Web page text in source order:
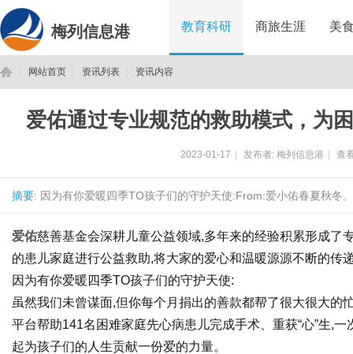
梅列信息港 教育科研 商旅生涯 美
网站首页 资讯列表 资讯内容
爱佑通过专业规范的救助模式，为
2023-01-17 发布者: 梅列信息港 查
摘要: 因为有你爱暖四季TO孩子们的守护天使:From:爱小佑春夏秋冬
爱佑慈善基金会深耕儿童公益领域,多年来的经验积累形成了
的患儿家庭进行公益救助,将大家的爱心和温暖源源不断的传
因为有你爱暖四季TO孩子们的守护天使:
虽然我们未曾谋面,但你每个月捐出的善款都帮了很大很大的
平台帮助141名困难家庭先心病患儿完成手术、重获“心”生,
起为孩子们的人生贡献一份爱的力量。